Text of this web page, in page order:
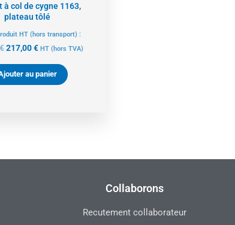
à col de cygne 1163,
plateau tôlé
HT (hors transport) :
217,00€ HT (hors TVA)
au panier
Collaborons
Recutement collaborateur